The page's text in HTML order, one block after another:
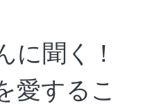
に聞く！
愛するこ